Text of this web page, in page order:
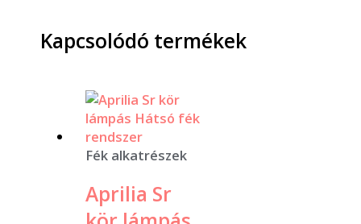
Kapcsolódó termékek
Fék alkatrészek
Aprilia Sr